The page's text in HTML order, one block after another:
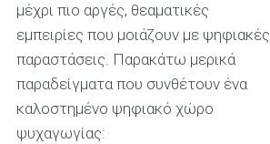
μέχρι πιο αργές, θεαματικές
εμπειρίες που μοιάζουν με ψηφιακές
παραστάσεις. Παρακάτω μερικά
παραδείγματα που συνθέτουν ένα
καλοστημένο ψηφιακό χώρο
ψυχαγωγίας: